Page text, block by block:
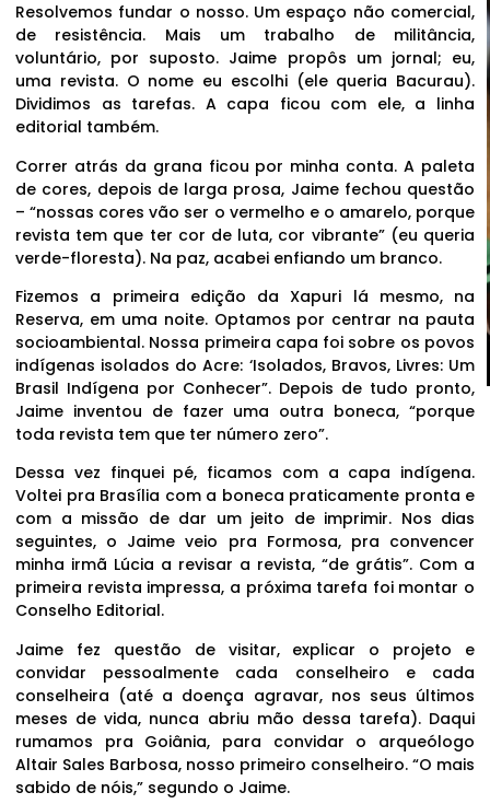
Resolvemos fundar o nosso. Um espaço não comercial,
de resistência. Mais um trabalho de militância,
voluntário, por suposto. Jaime propôs um jornal; eu,
uma revista. O nome eu escolhi (ele queria Bacurau).
Dividimos as tarefas. A capa ficou com ele, a linha
editorial também.
Correr atrás da grana ficou por minha conta. A paleta
de cores, depois de larga prosa, Jaime fechou questão
– “nossas cores vão ser o vermelho e o amarelo, porque
revista tem que ter cor de luta, cor vibrante” (eu queria
verde-floresta). Na paz, acabei enfiando um branco.
Fizemos a primeira edição da Xapuri lá mesmo, na
Reserva, em uma noite. Optamos por centrar na pauta
socioambiental. Nossa primeira capa foi sobre os povos
indígenas isolados do Acre: ‘Isolados, Bravos, Livres: Um
Brasil Indígena por Conhecer”. Depois de tudo pronto,
Jaime inventou de fazer uma outra boneca, “porque
toda revista tem que ter número zero”.
Dessa vez finquei pé, ficamos com a capa indígena.
Voltei pra Brasília com a boneca praticamente pronta e
com a missão de dar um jeito de imprimir. Nos dias
seguintes, o Jaime veio pra Formosa, pra convencer
minha irmã Lúcia a revisar a revista, “de grátis”. Com a
primeira revista impressa, a próxima tarefa foi montar o
Conselho Editorial.
Jaime fez questão de visitar, explicar o projeto e
convidar pessoalmente cada conselheiro e cada
conselheira (até a doença agravar, nos seus últimos
meses de vida, nunca abriu mão dessa tarefa). Daqui
rumamos pra Goiânia, para convidar o arqueólogo
Altair Sales Barbosa, nosso primeiro conselheiro. “O mais
sabido de nóis,” segundo o Jaime.